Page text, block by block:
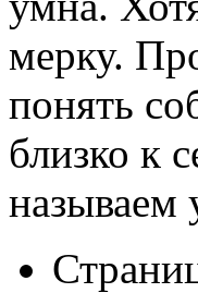
мерку.
понять
близко к
называем